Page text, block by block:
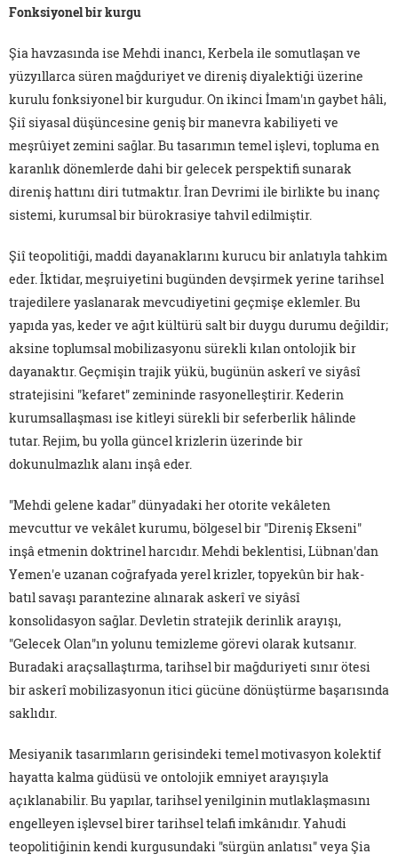
Fonksiyonel bir kurgu
Şia havzasında ise Mehdi inancı, Kerbela ile somutlaşan ve
yüzyıllarca süren mağduriyet ve direniş diyalektiği üzerine
kurulu fonksiyonel bir kurgudur. On ikinci İmam'ın gaybet hâli,
Şiî siyasal düşüncesine geniş bir manevra kabiliyeti ve
meşrûiyet zemini sağlar. Bu tasarımın temel işlevi, topluma en
karanlık dönemlerde dahi bir gelecek perspektifi sunarak
direniş hattını diri tutmaktır. İran Devrimi ile birlikte bu inanç
sistemi, kurumsal bir bürokrasiye tahvil edilmiştir.
Şiî teopolitiği, maddi dayanaklarını kurucu bir anlatıyla tahkim
eder. İktidar, meşruiyetini bugünden devşirmek yerine tarihsel
trajedilere yaslanarak mevcudiyetini geçmişe eklemler. Bu
yapıda yas, keder ve ağıt kültürü salt bir duygu durumu değildir;
aksine toplumsal mobilizasyonu sürekli kılan ontolojik bir
dayanaktır. Geçmişin trajik yükü, bugünün askerî ve siyâsî
stratejisini "kefaret" zemininde rasyonelleştirir. Kederin
kurumsallaşması ise kitleyi sürekli bir seferberlik hâlinde
tutar. Rejim, bu yolla güncel krizlerin üzerinde bir
dokunulmazlık alanı inşâ eder.
"Mehdi gelene kadar" dünyadaki her otorite vekâleten
mevcuttur ve vekâlet kurumu, bölgesel bir "Direniş Ekseni"
inşâ etmenin doktrinel harcıdır. Mehdi beklentisi, Lübnan'dan
Yemen'e uzanan coğrafyada yerel krizler, topyekûn bir hak-
batıl savaşı parantezine alınarak askerî ve siyâsî
konsolidasyon sağlar. Devletin stratejik derinlik arayışı,
"Gelecek Olan"ın yolunu temizleme görevi olarak kutsanır.
Buradaki araçsallaştırma, tarihsel bir mağduriyeti sınır ötesi
bir askerî mobilizasyonun itici gücüne dönüştürme başarısında
saklıdır.
Mesiyanik tasarımların gerisindeki temel motivasyon kolektif
hayatta kalma güdüsü ve ontolojik emniyet arayışıyla
açıklanabilir. Bu yapılar, tarihsel yenilginin mutlaklaşmasını
engelleyen işlevsel birer tarihsel telafi imkânıdır. Yahudi
teopolitiğinin kendi kurgusundaki "sürgün anlatısı" veya Şia